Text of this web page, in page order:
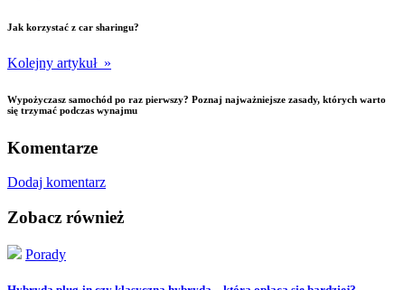
Jak korzystać z car sharingu?
Kolejny artykuł »
Wypożyczasz samochód po raz pierwszy? Poznaj najważniejsze zasady, których warto
się trzymać podczas wynajmu
Komentarze
Dodaj komentarz
Zobacz również
Porady